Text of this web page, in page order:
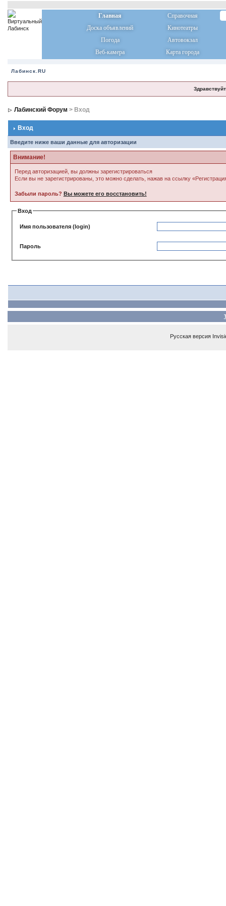
Главная
Справочная
Доска объявлений
Кинотеатры
Погода
Автовокзал
Веб-камера
Карта города
Лабинск.RU
Лабинский Форум > Вход
Вход
Введите ниже ваши данные для авторизации
Внимание!
Перед авторизацией, вы должны зарегистрироваться
Если вы не зарегистрированы, это можно сделать, нажав на ссылку
Забыли пароль? Вы можете его восстановить!
Вход
Имя пользователя (login)
Пароль
Русская версия